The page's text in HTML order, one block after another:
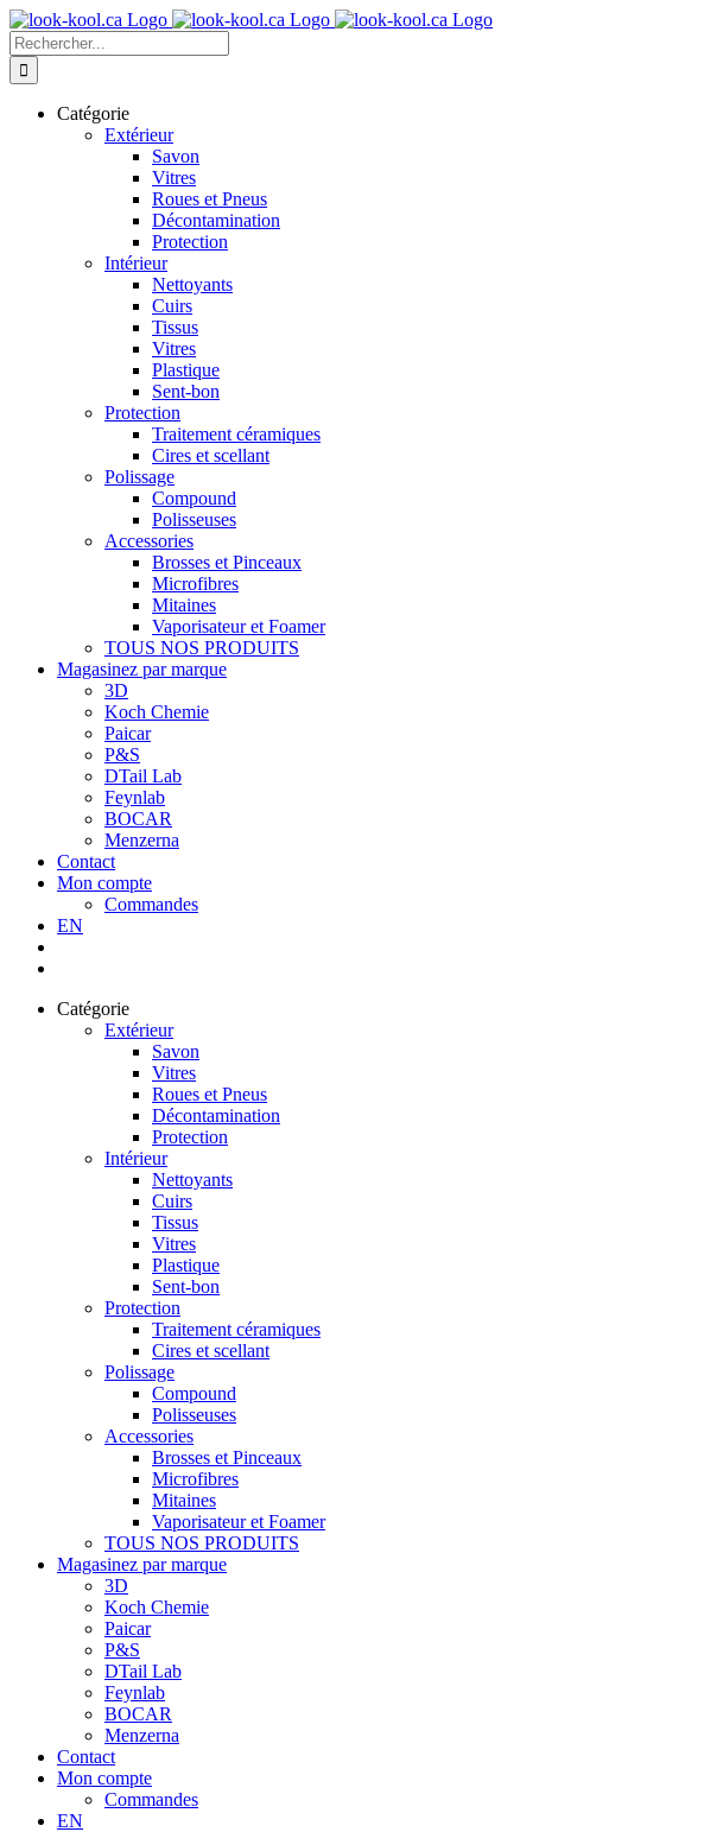
Skip
to
content
Recherche
sur
le
Catégorie
Extérieur
Savon
Vitres
Roues et Pneus
Décontamination
Protection
Intérieur
Nettoyants
Cuirs
Tissus
Vitres
Plastique
Sent-bon
Protection
Traitement céramiques
Cires et scellant
Polissage
Compound
Polisseuses
Accessories
Brosses et Pinceaux
Microfibres
Mitaines
Vaporisateur et Foamer
TOUS NOS PRODUITS
Magasinez par marque
3D
Koch Chemie
Paicar
P&S
DTail Lab
Feynlab
BOCAR
Menzerna
Contact
Mon compte
Commandes
EN
Catégorie
Extérieur
Savon
Vitres
Roues et Pneus
Décontamination
Protection
Intérieur
Nettoyants
Cuirs
Tissus
Vitres
Plastique
Sent-bon
Protection
Traitement céramiques
Cires et scellant
Polissage
Compound
Polisseuses
Accessories
Brosses et Pinceaux
Microfibres
Mitaines
Vaporisateur et Foamer
TOUS NOS PRODUITS
Magasinez par marque
3D
Koch Chemie
Paicar
P&S
DTail Lab
Feynlab
BOCAR
Menzerna
Contact
Mon compte
Commandes
EN